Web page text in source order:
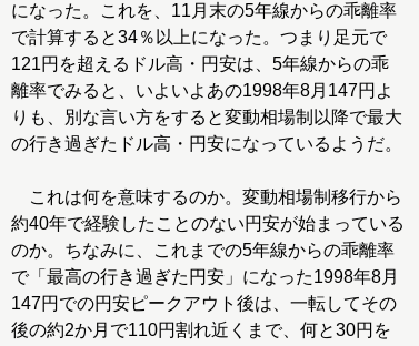
になった。これを、11月末の5年線からの乖離率
で計算すると34％以上になった。つまり足元で
121円を超えるドル高・円安は、5年線からの乖
離率でみると、いよいよあの1998年8月147円よ
りも、別な言い方をすると変動相場制以降で最大
の行き過ぎたドル高・円安になっているようだ。
これは何を意味するのか。変動相場制移行から
約40年で経験したことのない円安が始まっている
のか。ちなみに、これまでの5年線からの乖離率
で「最高の行き過ぎた円安」になった1998年8月
147円での円安ピークアウト後は、一転してその
後の約2か月で110円割れ近くまで、何と30円を